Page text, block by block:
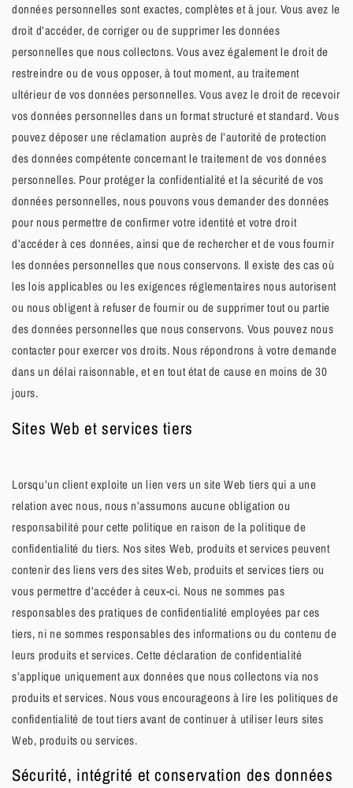
données personnelles sont exactes, complètes et à jour. Vous avez le
droit d’accéder, de corriger ou de supprimer les données
personnelles que nous collectons. Vous avez également le droit de
restreindre ou de vous opposer, à tout moment, au traitement
ultérieur de vos données personnelles. Vous avez le droit de recevoir
vos données personnelles dans un format structuré et standard. Vous
pouvez déposer une réclamation auprès de l’autorité de protection
des données compétente concernant le traitement de vos données
personnelles. Pour protéger la confidentialité et la sécurité de vos
données personnelles, nous pouvons vous demander des données
pour nous permettre de confirmer votre identité et votre droit
d’accéder à ces données, ainsi que de rechercher et de vous fournir
les données personnelles que nous conservons. Il existe des cas où
les lois applicables ou les exigences réglementaires nous autorisent
ou nous obligent à refuser de fournir ou de supprimer tout ou partie
des données personnelles que nous conservons. Vous pouvez nous
contacter pour exercer vos droits. Nous répondrons à votre demande
dans un délai raisonnable, et en tout état de cause en moins de 30
jours.
Sites Web et services tiers
Lorsqu’un client exploite un lien vers un site Web tiers qui a une
relation avec nous, nous n’assumons aucune obligation ou
responsabilité pour cette politique en raison de la politique de
confidentialité du tiers. Nos sites Web, produits et services peuvent
contenir des liens vers des sites Web, produits et services tiers ou
vous permettre d’accéder à ceux-ci. Nous ne sommes pas
responsables des pratiques de confidentialité employées par ces
tiers, ni ne sommes responsables des informations ou du contenu de
leurs produits et services. Cette déclaration de confidentialité
s’applique uniquement aux données que nous collectons via nos
produits et services. Nous vous encourageons à lire les politiques de
confidentialité de tout tiers avant de continuer à utiliser leurs sites
Web, produits ou services.
Sécurité, intégrité et conservation des données